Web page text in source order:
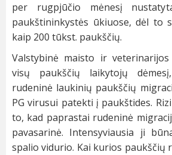
per rugpjūčio mėnesį
paukštininkystės ūkiuose, dėl to
kaip 200 tūkst. paukščių.
Valstybinė maisto ir
visų paukščių laikytojų
rudeninė laukinių paukščių
PG virusui patekti į paukštides.
to, kad paprastai rudeninė
pavasarinė. Intensyviausia ji
spalio vidurio. Kai kurios paukščių